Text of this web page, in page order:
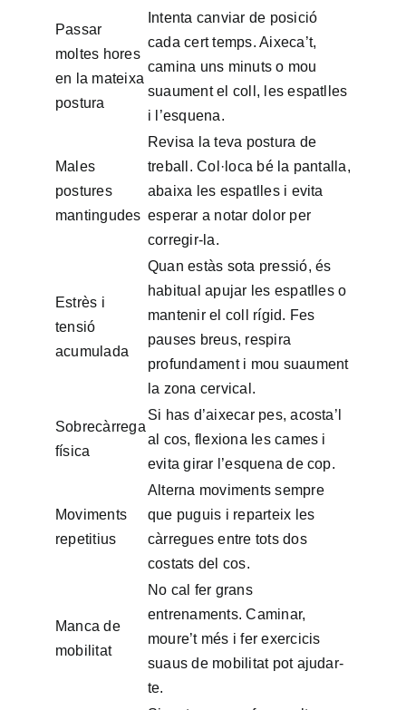
Passar
moltes hores
en la mateixa
postura
Intenta canviar de posició
cada cert temps. Aixeca’t,
camina uns minuts o mou
suaument el coll, les espatlles
i l’esquena.
Males
postures
mantingudes
Revisa la teva postura de
treball. Col·loca bé la pantalla,
abaixa les espatlles i evita
esperar a notar dolor per
corregir-la.
Estrès i
tensió
acumulada
Quan estàs sota pressió, és
habitual apujar les espatlles o
mantenir el coll rígid. Fes
pauses breus, respira
profundament i mou suaument
la zona cervical.
Sobrecàrrega
física
Si has d’aixecar pes, acosta’l
al cos, flexiona les cames i
evita girar l’esquena de cop.
Moviments
repetitius
Alterna moviments sempre
que puguis i reparteix les
càrregues entre tots dos
costats del cos.
Manca de
mobilitat
No cal fer grans
entrenaments. Caminar,
moure’t més i fer exercicis
suaus de mobilitat pot ajudar-
te.